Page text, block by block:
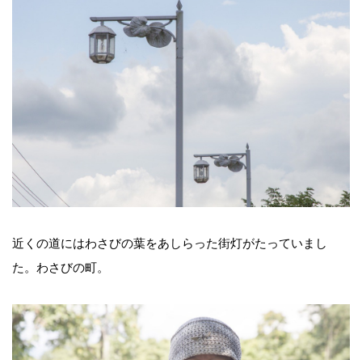
近くの道にはわさびの葉をあしらった街灯がたっていまし
た。わさびの町。